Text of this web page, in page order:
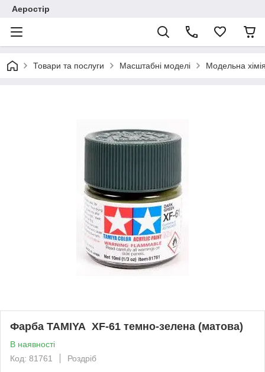
Аеростір
Товари та послуги Масштабні моделі Модельна
Фарба TAMIYA XF-61 темно-зелена (матова)
В наявності
Код: 81761
Роздріб